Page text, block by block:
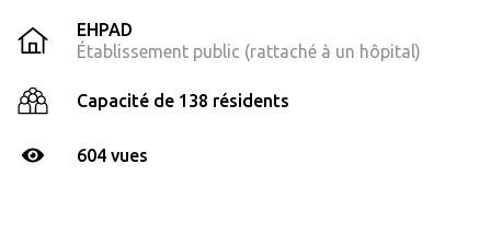
EHPAD
Établissement public (rattaché à un hôpital)
Capacité de 138 résidents
604 vues